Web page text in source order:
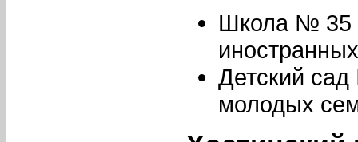
Школа № 35
Детский
молодых